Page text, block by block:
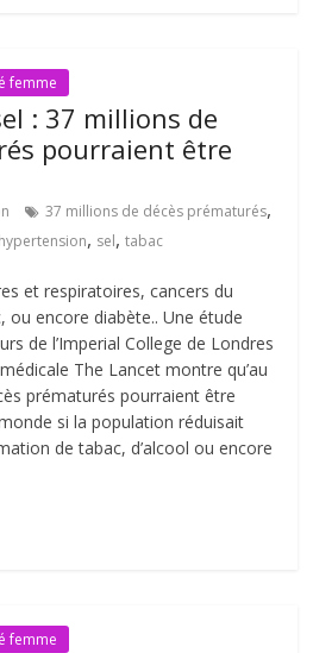
femme
: 37 millions de
pourraient être
37 millions de décès prématurés,
hypertension, sel,tabac
et respiratoires, cancers du
ou encore diabète.. Une étude
de l’Imperial College de Londres
The Lancet montre qu’au
prématurés pourraient être
si la population réduisait
de tabac, d’alcool ou encore
femme